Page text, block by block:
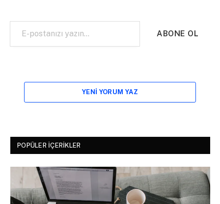
E-postanızı yazın…
ABONE OL
YENI YORUM YAZ
POPÜLER İÇERIKLER